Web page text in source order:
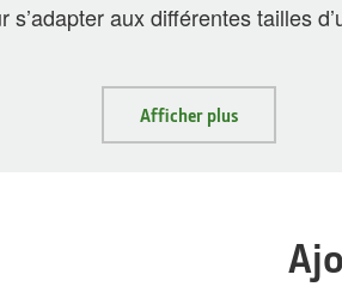
aux différentes tailles
Afficher plus